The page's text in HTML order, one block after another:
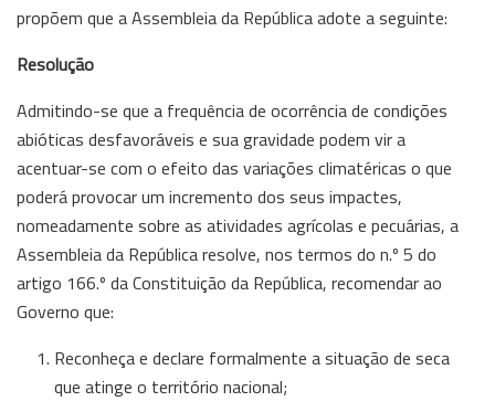
propõem que a Assembleia da República adote a seguinte:
Resolução
Admitindo-se que a frequência de ocorrência de condições
abióticas desfavoráveis e sua gravidade podem vir a
acentuar-se com o efeito das variações climatéricas o que
poderá provocar um incremento dos seus impactes,
nomeadamente sobre as atividades agrícolas e pecuárias, a
Assembleia da República resolve, nos termos do n.º 5 do
artigo 166.º da Constituição da República, recomendar ao
Governo que:
Reconheça e declare formalmente a situação de seca
que atinge o território nacional;